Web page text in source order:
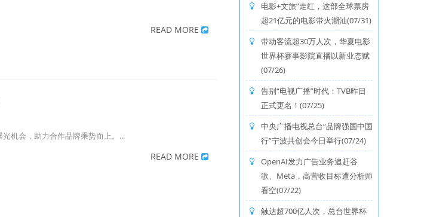
READ MORE
机会，助力合作品牌乘势而上。...
READ MORE
电影+文旅”走红，这部全球票房
超21亿元的电影带火潮汕(07/31)
带动客流超30万人次，华夏电影
世界杯赛事影院直播以新业态赋
(07/26)
告别“电视广播”时代：TVB昨日
正式更名！(07/25)
中央广播电视总台“品牌强国中国
行”宁波共创会今日举行(07/24)
OpenAI发力广告业务追赶谷
歌、Meta，高营收目标遭分析师
看空(07/22)
触达超700亿人次，总台世界杯